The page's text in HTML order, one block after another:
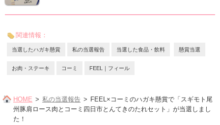
関連情報：
当選したハガキ懸賞 私の当選報告 当選した食品・飲料 懸賞当選
お肉・ステーキ コーミ FEEL｜フィール
HOME 私の当選報告
FEEL×コーミのハガキ懸賞で「スギモト尾
州豚肩ロース肉とコーミ四日市とんてきのたれセット」が当選しまし
た！